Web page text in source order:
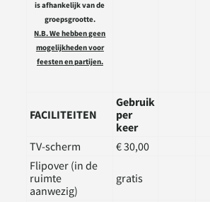
is afhankelijk van de
groepsgrootte.
N.B. We hebben geen
mogelijkheden voor
feesten en partijen.
FACILITEITEN
Gebruik
per
keer
TV-scherm
€ 30,00
Flipover (in de
ruimte
aanwezig)
gratis